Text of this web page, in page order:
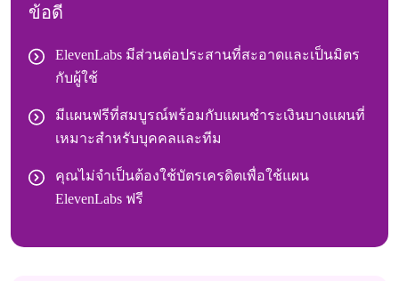
ข้อดี
ElevenLabs มีส่วนต่อประสานที่สะอาดและเป็นมิตร
กับผู้ใช้
มีแผนฟรีที่สมบูรณ์พร้อมกับแผนชําระเงินบางแผนที่
เหมาะสําหรับบุคคลและทีม
คุณไม่จําเป็นต้องใช้บัตรเครดิตเพื่อใช้แผน
ElevenLabs ฟรี